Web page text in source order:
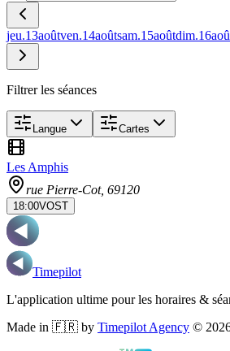
jeu.13aoûtven.14aoûtsam.15aoûtdim.16
Filtrer les séances
Langue Cartes
Les Amphis
rue Pierre-Cot, 69120
18:00VOST
Timepilot
L'application ultime pour les horaires &
Made in 🇫🇷 by Timepilot Agency ©